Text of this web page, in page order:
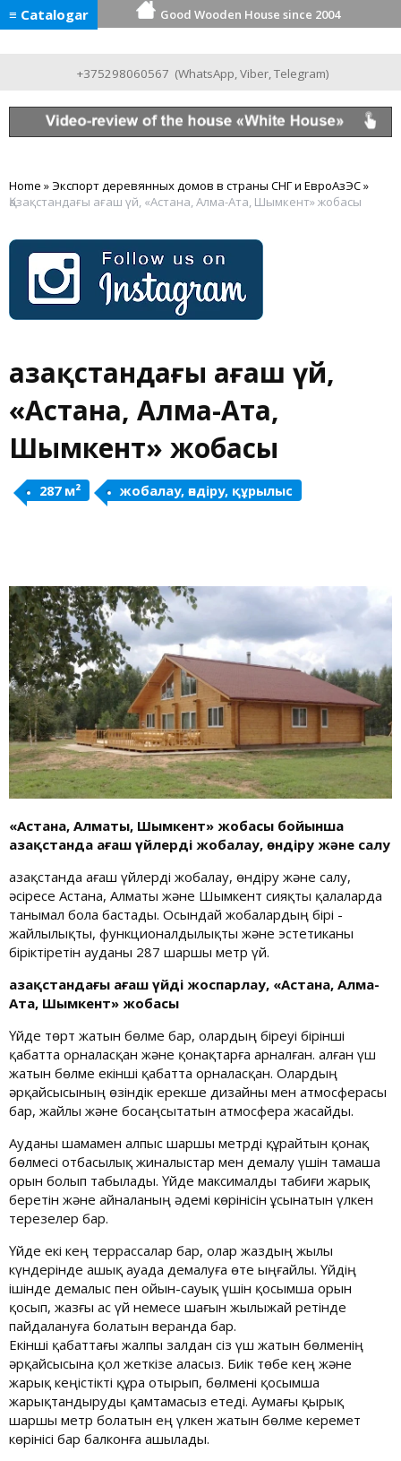
≡ Catalogar Good Wooden House since 2004
+375298060567 (WhatsApp,Viber,Telegram)
Home »Экспорт деревянных домов в страны СНГ и ЕвроАзЭС»
Қазақстандағы ағаш үй, «Астана, Алма-Ата, Шымкент» жобасы
Қазақстандағы ағаш үй,
«Астана, Алма-Ата,
Шымкент» жобасы
287 м² жобалау, өндіру, құрылыс
«Астана, Алматы, Шымкент» жобасы бойынша
Қазақстанда ағаш үйлерді жобалау, өндіру және салу
Қазақстанда ағаш үйлерді жобалау, өндіру және салу,
әсіресе Астана, Алматы және Шымкент сияқты қалаларда
танымал бола бастады. Осындай жобалардың бірі -
жайлылықты, функционалдылықты және эстетиканы
біріктіретін ауданы 287 шаршы метр үй.
Қазақстандағы ағаш үйді жоспарлау, «Астана, Алма-
Ата, Шымкент» жобасы
Үйде төрт жатын бөлме бар, олардың біреуі бірінші
қабатта орналасқан және қонақтарға арналған. Қалған үш
жатын бөлме екінші қабатта орналасқан. Олардың
әрқайсысының өзіндік ерекше дизайны мен атмосферасы
бар, жайлы және босаңсытатын атмосфера жасайды.
Ауданы шамамен алпыс шаршы метрді құрайтын қонақ
бөлмесі отбасылық жиналыстар мен демалу үшін тамаша
орын болып табылады. Үйде максималды табиғи жарық
беретін және айналаның әдемі көрінісін ұсынатын үлкен
терезелер бар.
Үйде екі кең террассалар бар, олар жаздың жылы
күндерінде ашық ауада демалуға өте ыңғайлы. Үйдің
ішінде демалыс пен ойын-сауық үшін қосымша орын
қосып, жазғы ас үй немесе шағын жылыжай ретінде
пайдалануға болатын веранда бар.
Екінші қабаттағы жалпы залдан сіз үш жатын бөлменің
әрқайсысына қол жеткізе аласыз. Биік төбе кең және
жарық кеңістікті құра отырып, бөлмені қосымша
жарықтандыруды қамтамасыз етеді. Аумағы қырық
шаршы метр болатын ең үлкен жатын бөлме керемет
көрінісі бар балконға ашылады.